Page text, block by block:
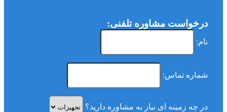
درخواست مشاوره تلفنی:
نام:
شماره تماس:
در چه زمینه ای نیاز به مشاوره دارید؟